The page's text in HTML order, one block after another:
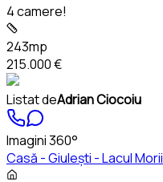
4 camere!
243mp
215.000 €
Listat deAdrian Ciocoiu
Imagini 360°
Casă - Giulești - Lacul Morii